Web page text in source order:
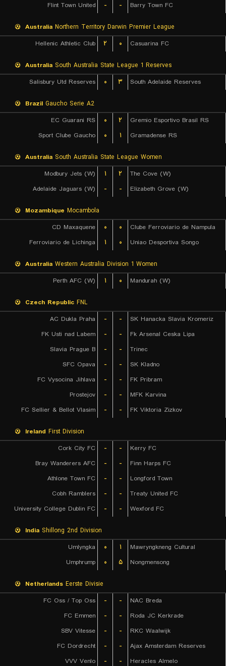
Flint Town United
- - Barry Town FC
Australia Northern Territory Darwin Premier League
Hellenic Athletic Club
۲ ۰ Casuarina FC
Australia South Australia State League 1 Reserves
Salisbury Utd Reserves
۰ ۳ South Adelaide Reserves
Brazil Gaucho Serie A2
EC Guarani RS
۰ ۲
Gremio Esportivo Brasil RS
Sport Clube Gaucho
۰ ۱ Gramadense RS
Australia South Australia State League Women
Modbury Jets (W)
۱ ۲
The Cove (W)
Adelaide Jaguars (W)
- - Elizabeth Grove (W)
Mozambique Mocambola
CD Maxaquene
۰ ۰
Clube Ferroviario de Nampula
Ferroviario de Lichinga
۱ ۰ Uniao Desportiva Songo
Australia Western Australia Division 1 Women
Perth AFC (W)
۱ ۰ Mandurah (W)
Czech Republic FNL
AC Dukla Praha
- -
SK Hanacka Slavia Kromeriz
FK Usti nad Labem
- -
Fk Arsenal Ceska Lipa
Slavia Prague B
- -
Trinec
SFC Opava
- -
SK Kladno
FC Vysocina Jihlava
- -
FK Pribram
Prostejov
- -
MFK Karvina
FC Sellier & Bellot Vlasim
- - FK Viktoria Zizkov
Ireland First Division
Cork City FC
- -
Kerry FC
Bray Wanderers AFC
- -
Finn Harps FC
Athlone Town FC
- -
Longford Town
Cobh Ramblers
- -
Treaty United FC
University College Dublin FC
- - Wexford FC
India Shillong 2nd Division
Umlyngka
۰ ۱
Mawryngkneng Cultural
Umphrump
۰ ۵ Nongmensong
Netherlands Eerste Divisie
FC Oss / Top Oss
- -
NAC Breda
FC Emmen
- -
Roda JC Kerkrade
SBV Vitesse
- -
RKC Waalwijk
FC Dordrecht
- -
Ajax Amsterdam Reserves
VVV Venlo
- - Heracles Almelo